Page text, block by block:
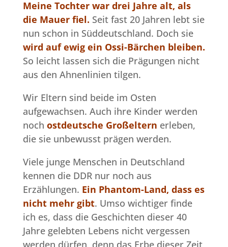
Meine Tochter war drei Jahre alt, als
die Mauer fiel. Seit fast 20 Jahren lebt sie
nun schon in Süddeutschland. Doch sie
wird auf ewig ein Ossi-Bärchen bleiben.
So leicht lassen sich die Prägungen nicht
aus den Ahnenlinien tilgen.
Wir Eltern sind beide im Osten
aufgewachsen. Auch ihre Kinder werden
noch ostdeutsche Großeltern erleben,
die sie unbewusst prägen werden.
Viele junge Menschen in Deutschland
kennen die DDR nur noch aus
Erzählungen. Ein Phantom-Land, dass es
nicht mehr gibt. Umso wichtiger finde
ich es, dass die Geschichten dieser 40
Jahre gelebten Lebens nicht vergessen
werden dürfen, denn das Erbe dieser Zeit